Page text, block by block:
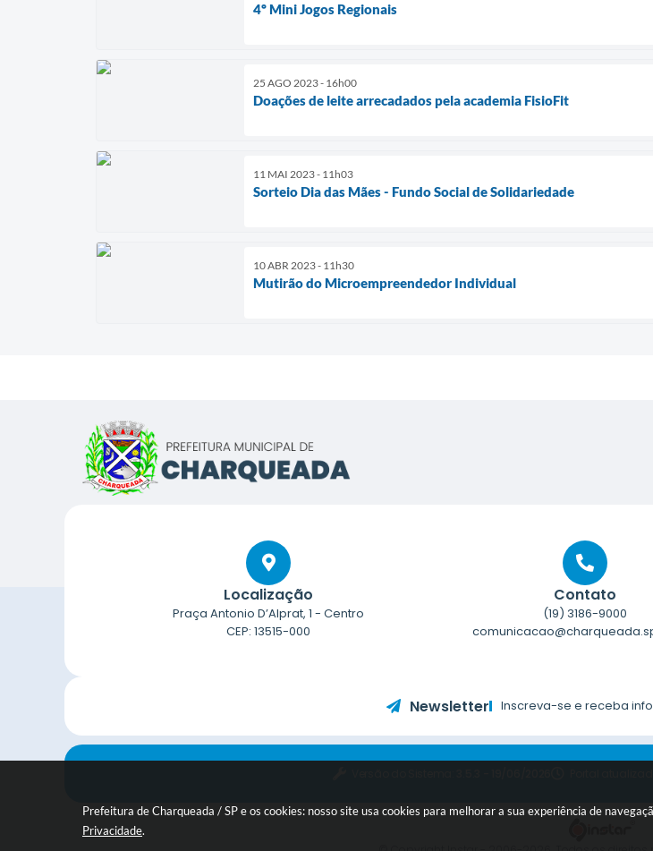
Prefeitura de Charqueada / SP e os cookies: nosso site usa cookies para melhorar a sua experiência de
Privacidade.
4º Mini Jogos Regionais
25 AGO 2023 - 16h00
Doações de leite arrecadados pela academia FisioFit
11 MAI 2023 - 11h03
Sorteio Dia das Mães - Fundo Social de Solidariedade
10 ABR 2023 - 11h30
Mutirão do Microempreendedor Individual
Localização
Praça Antonio D’Alprat, 1 - Centro
CEP: 13515-000
Contato
(19) 3186-9000
Newsletter Inscreva-se e receba